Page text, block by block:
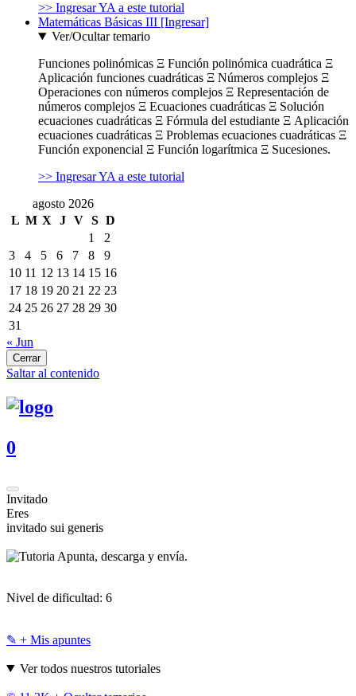
>> Ingresar YA a este tutorial
Matemáticas Básicas III [Ingresar]
Ver/Ocultar temario
Funciones polinómicas Ξ Función polinómica cuadrática Ξ
Aplicación funciones cuadráticas Ξ Números complejos Ξ
Operaciones con números complejos Ξ Representación de
números complejos Ξ Ecuaciones cuadráticas Ξ Solución
ecuaciones cuadráticas Ξ Fórmula del estudiante Ξ Aplicación
ecuaciones cuadráticas Ξ Problemas ecuaciones cuadráticas Ξ
Función exponencial Ξ Función logarítmica Ξ Sucesiones.
>> Ingresar YA a este tutorial
agosto 2026
L M X J V S D
1
2
3
4 5 6 7 8
9
10 11 12 13 14 15 16
17 18 19 20 21 22 23
24 25 26 27 28 29 30
31
« Jun
Cerrar
Saltar al contenido
0
Invitado
Eres
invitado sui generis
Apunta, descarga y envía.
Nivel de dificultad: 6
✎ + Mis apuntes
Ver todos nuestros tutoriales